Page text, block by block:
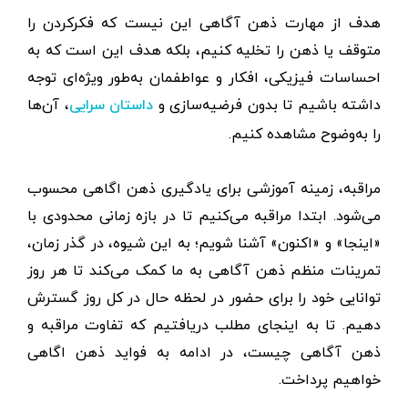
هدف از مهارت ذهن آگاهی این نیست که فکرکردن را
متوقف یا ذهن را تخلیه کنیم، بلکه هدف این است که به
احساسات فیزیکی، افکار و عواطفمان به‌طور ویژه‌ای توجه
داشته باشیم تا بدون فرضیه‌سازی و داستان سرایی، آن‌ها
را به‌وضوح مشاهده کنیم.
مراقبه، زمینه آموزشی برای یادگیری ذهن اگاهی محسوب
می‌شود. ابتدا مراقبه می‌کنیم تا در بازه زمانی محدودی با
«اینجا» و «اکنون» آشنا شویم؛ به این شیوه، در گذر زمان،
تمرینات منظم ذهن آگاهی به ما کمک می‌کند تا هر روز
توانایی خود را برای حضور در لحظه حال در کل روز گسترش
دهیم. تا به اینجای مطلب دریافتیم که تفاوت مراقبه و
ذهن آگاهی چیست، در ادامه به فواید ذهن اگاهی
خواهیم پرداخت.